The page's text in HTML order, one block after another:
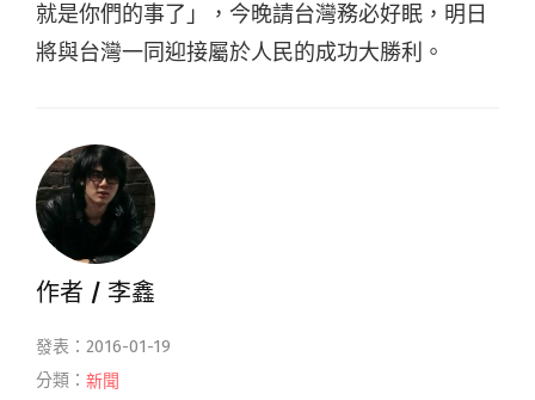
就是你們的事了」，今晚請台灣務必好眠，明日
將與台灣一同迎接屬於人民的成功大勝利。
作者 / 李鑫
發表：2016-01-19
分類： 新聞